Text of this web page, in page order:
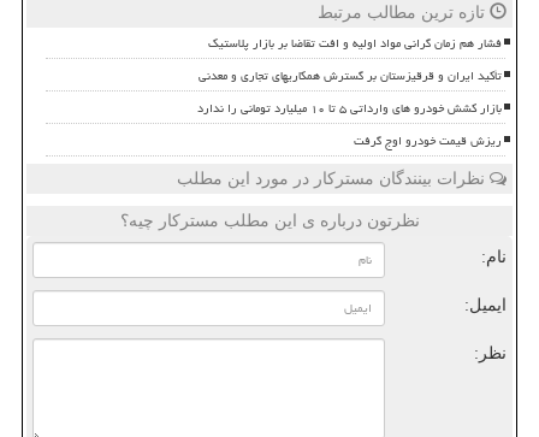
تازه ترین مطالب مرتبط
فشار هم زمان گرانی مواد اولیه و افت تقاضا بر بازار پلاستیک
تأکید ایران و قرقیزستان بر گسترش همکاریهای تجاری و معدنی
بازار کشش خودرو های وارداتی ۵ تا ۱۰ میلیارد تومانی را ندارد
ریزش قیمت خودرو اوج گرفت
نظرات بینندگان مسترکار در مورد این مطلب
نظرتون درباره ی این مطلب مسترکار چیه؟
نام:
ایمیل:
نظر: